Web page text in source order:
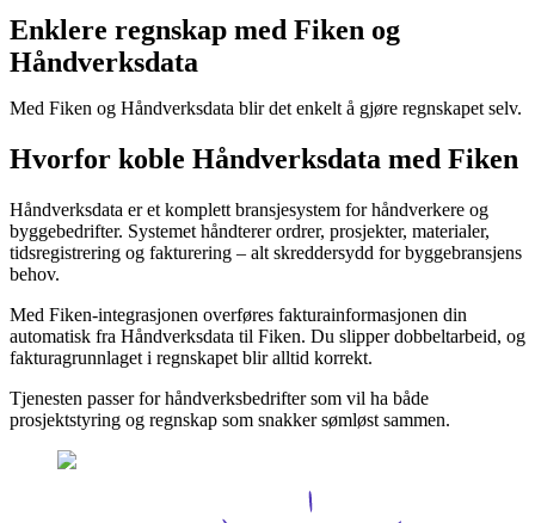
Enklere regnskap med Fiken og
Håndverksdata
Med Fiken og Håndverksdata blir det enkelt å gjøre regnskapet selv.
Hvorfor koble Håndverksdata med Fiken
Håndverksdata er et komplett bransjesystem for håndverkere og
byggebedrifter. Systemet håndterer ordrer, prosjekter, materialer,
tidsregistrering og fakturering – alt skreddersydd for byggebransjens
behov.
Med Fiken-integrasjonen overføres fakturainformasjonen din
automatisk fra Håndverksdata til Fiken. Du slipper dobbeltarbeid, og
fakturagrunnlaget i regnskapet blir alltid korrekt.
Tjenesten passer for håndverksbedrifter som vil ha både
prosjektstyring og regnskap som snakker sømløst sammen.